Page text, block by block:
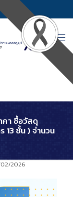
คา ซื้อวัสดุ
13 ชั้น ) จำนวน
2026